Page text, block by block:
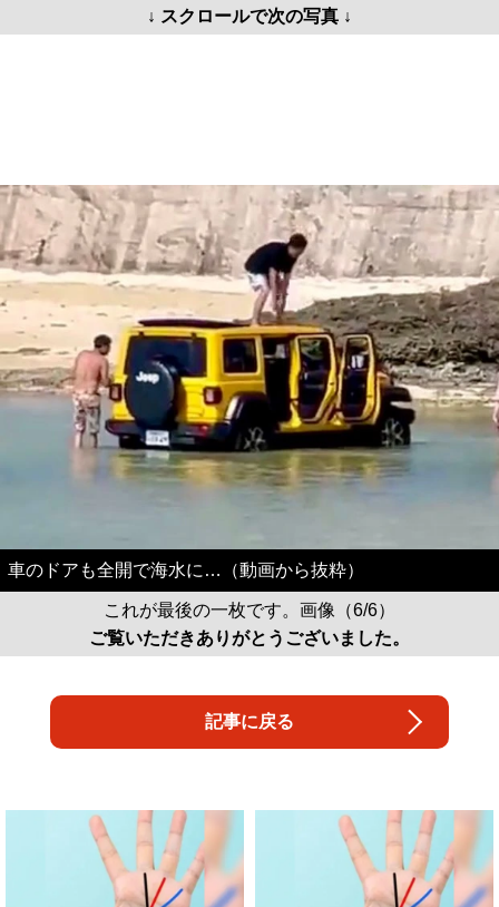
↓ スクロールで次の写真 ↓
車のドアも全開で海水に…（動画から抜粋）
これが最後の一枚です。画像（6/6）
ご覧いただきありがとうございました。
記事に戻る